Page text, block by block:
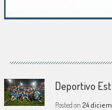
Deportivo
Posted on 24